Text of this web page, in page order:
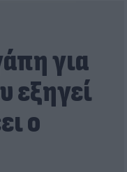
για
εξηγεί
ο